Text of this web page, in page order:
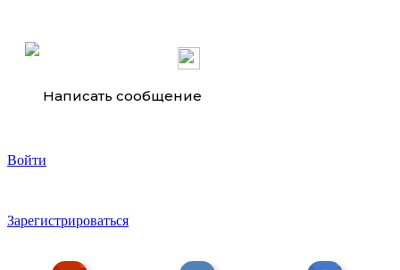
Написать сообщение
Войти
Зарегистрироваться